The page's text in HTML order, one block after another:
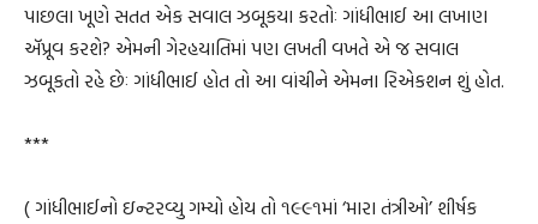
પાછલા ખૂણે સતત એક સવાલ ઝબૂકયા કરતોઃ ગાંધીભાઈ આ લખાણ
ઍપ્રૂવ કરશે? એમની ગેરહયાતિમાં પણ લખતી વખતે એ જ સવાલ
ઝબૂકતો રહે છેઃ ગાંધીભાઈ હોત તો આ વાંચીને એમના રિએકશન શું હોત.
***
( ગાંધીભાઈનો ઇન્ટરવ્યુ ગમ્યો હોય તો ૧૯૯૧માં ‘મારા તંત્રીઓ’ શીર્ષક